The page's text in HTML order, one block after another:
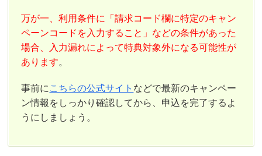
万が一、利用条件に「請求コード欄に特定のキャン
ペーンコードを入力すること」などの条件があった
場合、入力漏れによって特典対象外になる可能性が
あります。
事前にこちらの公式サイト などで最新のキャンペー
ン情報をしっかり確認してから、申込を完了するよ
うにしましょう。